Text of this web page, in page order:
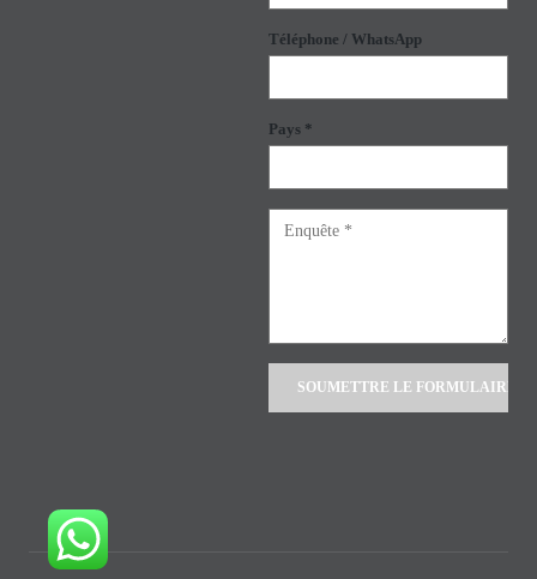
Téléphone / WhatsApp
Pays *